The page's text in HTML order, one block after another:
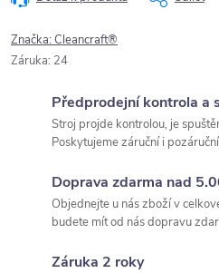
Značka:Cleancraft®
Záruka: 24
Předprodejní kontrola a
Stroj projde kontrolou, je
Poskytujeme záruční i
Doprava zdarma nad
Objednejte u nás zboží v
budete mít od nás dopravu
Záruka 2 roky